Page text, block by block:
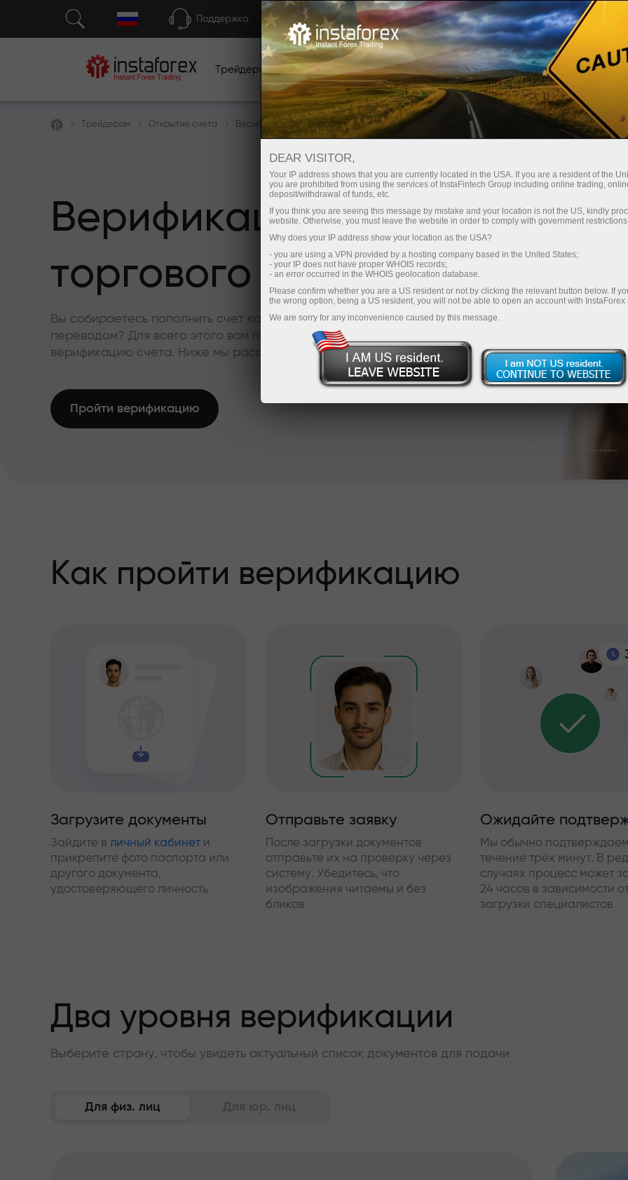
Поддержка Открыть торговый счёт Торговые платформы
Трейдерам Начинающим Инвесторам Партнерам
Трейдерам Открытие счета Верификация счета
Верификация
торгового счета
Вы собираетесь пополнить счет картой или банковским
переводом? Для всего этого вам понадобится пройти
верификацию счета. Ниже мы расскажем, как ее получить!
Пройти верификацию
Как пройти верификацию
Загрузите документы
Зайдите в личный кабинети
прикрепите фото паспорта или
другого документа,
удостоверяющего личность
Отправьте заявку
После загрузки документов
отправьте их на проверку через
систему. Убедитесь, что
изображения читаемы и без
бликов
Ожидайте
Мы обычно
течение трёх минут. В
случаях процесс может
24 часов в зависимости
загрузки специалистов
Два уровня верификации
Выберите страну, чтобы увидеть актуальный список документов для подачи
Для физ. лиц Для юр. лиц
DEAR VISITOR,
Your IP address shows that you are currently located in the USA. If you are a resident of the
you are prohibited from using the services of InstaFintech Group including online trading,
deposit/withdrawal of funds, etc.
If you think you are seeing this message by mistake and your location is not the US, kindly
website. Otherwise, you must leave the website in order to comply with government
Why does your IP address show your location as the USA?
- you are using a VPN provided by a hosting company based in the United States;
- your IP does not have proper WHOIS records;
- an error occurred in the WHOIS geolocation database.
Please confirm whether you are a US resident or not by clicking the relevant button below. If
the wrong option, being a US resident, you will not be able to open an account with InstaForex
We are sorry for any inconvenience caused by this message.